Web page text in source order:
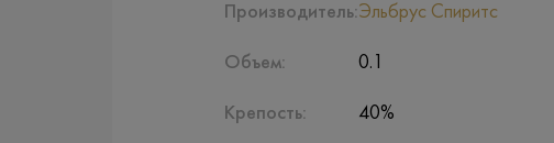
Производитель:
Объем:
Крепость:
Эльбрус Спиритс
0.1
40%